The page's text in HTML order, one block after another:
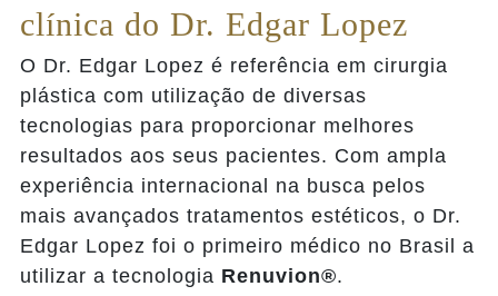
clínica do Dr. Edgar Lopez
O Dr. Edgar Lopez é referência em cirurgia
plástica com utilização de diversas
tecnologias para proporcionar melhores
resultados aos seus pacientes. Com ampla
experiência internacional na busca pelos
mais avançados tratamentos estéticos, o Dr.
Edgar Lopez foi o primeiro médico no Brasil a
utilizar a tecnologia Renuvion®.